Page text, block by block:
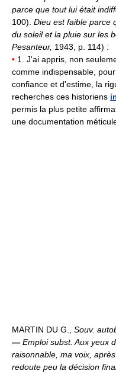
parce que tout lui était
100). Dieu est faible parce
du soleil et la pluie sur les
Pesanteur, 1943, p. 114) :
• 1. J'ai appris, non
comme indispensable,
confiance et d'estime, la
recherches ces historiens
permis la plus petite
une documentation
MARTIN DU G., Souv.
— Emploi subst. Aux yeux
raisonnable, ma voix,
redoute peu la décision